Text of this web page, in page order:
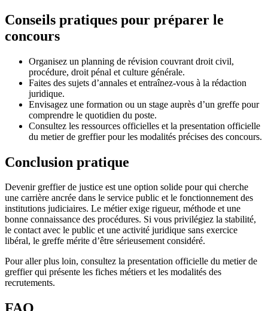
Conseils pratiques pour préparer le
concours
Organisez un planning de révision couvrant droit civil,
procédure, droit pénal et culture générale.
Faites des sujets d’annales et entraînez-vous à la rédaction
juridique.
Envisagez une formation ou un stage auprès d’un greffe pour
comprendre le quotidien du poste.
Consultez les ressources officielles et la presentation officielle
du metier de greffier pour les modalités précises des concours.
Conclusion pratique
Devenir greffier de justice est une option solide pour qui cherche
une carrière ancrée dans le service public et le fonctionnement des
institutions judiciaires. Le métier exige rigueur, méthode et une
bonne connaissance des procédures. Si vous privilégiez la stabilité,
le contact avec le public et une activité juridique sans exercice
libéral, le greffe mérite d’être sérieusement considéré.
Pour aller plus loin, consultez la presentation officielle du metier de
greffier qui présente les fiches métiers et les modalités des
recrutements.